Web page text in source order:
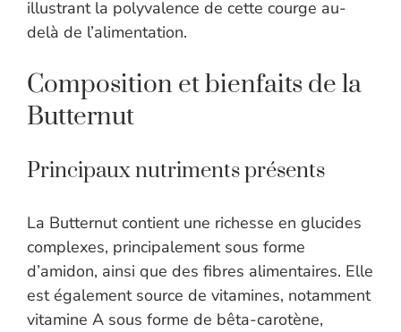
illustrant la polyvalence de cette courge au-
delà de l’alimentation.
Composition et bienfaits de la
Butternut
Principaux nutriments présents
La Butternut contient une richesse en glucides
complexes, principalement sous forme
d’amidon, ainsi que des fibres alimentaires. Elle
est également source de vitamines, notamment
vitamine A sous forme de bêta-carotène,